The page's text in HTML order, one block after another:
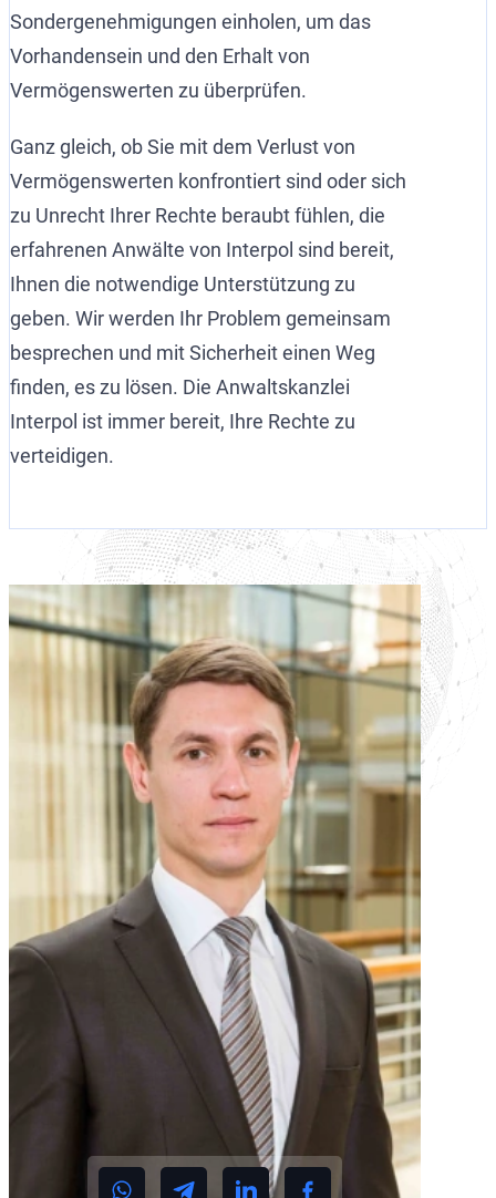
Sondergenehmigungen einholen, um das
Vorhandensein und den Erhalt von
Vermögenswerten zu überprüfen.
Ganz gleich, ob Sie mit dem Verlust von
Vermögenswerten konfrontiert sind oder sich
zu Unrecht Ihrer Rechte beraubt fühlen, die
erfahrenen Anwälte von Interpol sind bereit,
Ihnen die notwendige Unterstützung zu
geben. Wir werden Ihr Problem gemeinsam
besprechen und mit Sicherheit einen Weg
finden, es zu lösen. Die Anwaltskanzlei
Interpol ist immer bereit, Ihre Rechte zu
verteidigen.